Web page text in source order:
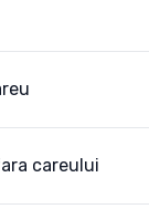
careului